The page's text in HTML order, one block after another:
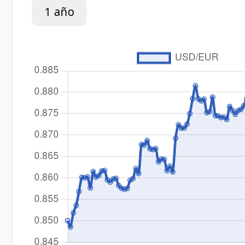
1 año